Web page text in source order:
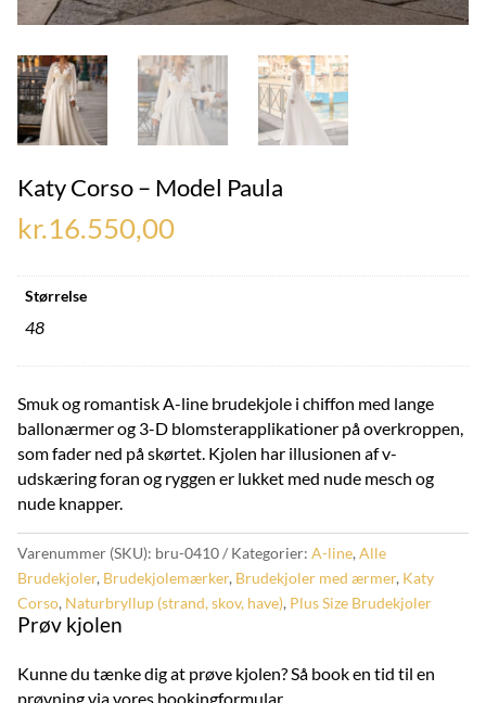
Katy Corso – Model Paula
kr.16.550,00
Størrelse
48
Smuk og romantisk A-line brudekjole i chiffon med lange
ballonærmer og 3-D blomsterapplikationer på overkroppen,
som fader ned på skørtet. Kjolen har illusionen af v-
udskæring foran og ryggen er lukket med nude mesch og
nude knapper.
Varenummer (SKU): bru-0410 Kategorier: A-line, Alle
Brudekjoler, Brudekjolemærker, Brudekjoler med ærmer, Katy
Corso, Naturbryllup (strand, skov, have), Plus Size Brudekjoler
Prøv kjolen
Kunne du tænke dig at prøve kjolen? Så book en tid til en
prøvning via vores bookingformular.